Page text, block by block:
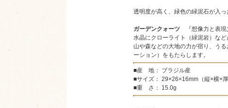
透明度が高く、緑色の緑泥石が入っ
ガーデンクォーツ『想像力と表現
水晶にクローライト（緑泥岩）な
山や森などの大地の力が宿り、う
ーション）をもたらします。
■産 地： ブラジル産
■サイズ： 29×26×16mm（縦×横×厚
■重 さ： 15.0g